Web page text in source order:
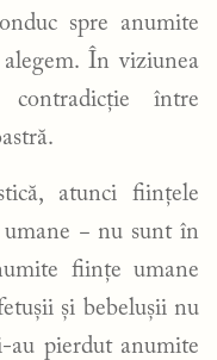
spre anumite
În viziunea
între
atunci ființele
− nu sunt în
ființe umane
și bebelușii nu
au pierdut anumite